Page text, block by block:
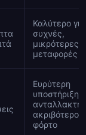
Καλύτερο για
συχνές,
μικρότερες
μεταφορές
Ευρύτερη
υποστήριξη
ακριβότερο
φόρτο